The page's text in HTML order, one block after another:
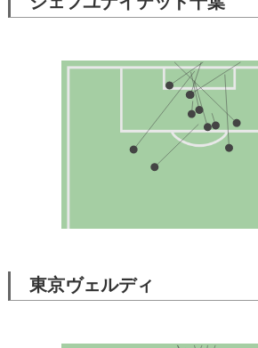
東京ヴェルディ